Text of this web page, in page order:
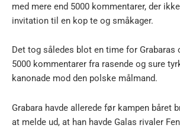
med mere end 5000 kommentarer, der
invitation til en kop te og småkager.
Det tog således blot en time for Grabaras
5000 kommentarer fra rasende og sure
kanonade mod den polske målmand.
Grabara havde allerede før kampen båret
at melde ud, at han havde Galas rivaler